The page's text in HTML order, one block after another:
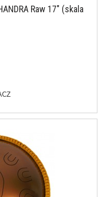
Raw 17" (skala